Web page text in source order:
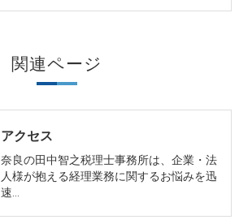
関連ページ
アクセス
奈良の田中智之税理士事務所は、企業・法
人様が抱える経理業務に関するお悩みを迅
速…